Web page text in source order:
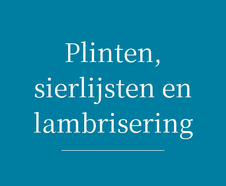
Plinten,
sierlijsten en
lambrisering